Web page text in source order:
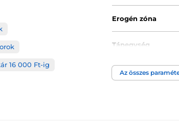
16 000 Ft-ig
Erogén zóna
Tápegység
Anyagi
Az összes